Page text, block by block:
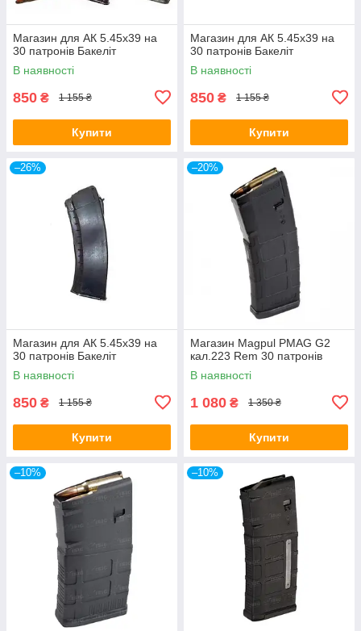
Магазин для АК 5.45х39 на
30 патронів Бакеліт
В наявності
850 ₴ 1 155 ₴
Купити
Магазин для АК 5.45х39 на
30 патронів Бакеліт
В наявності
850 ₴ 1 155 ₴
Купити
–26%
Магазин для АК 5.45х39 на
30 патронів Бакеліт
В наявності
850 ₴ 1 155 ₴
Купити
–20%
Магазин Magpul PMAG G2
кал.223 Rem 30 патронів
В наявності
1 080 ₴ 1 350 ₴
Купити
–10% –10%